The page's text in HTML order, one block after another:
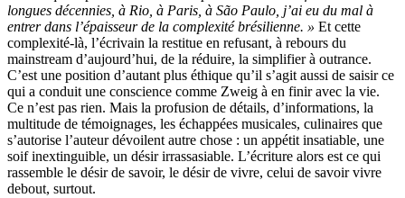
longues décennies, à Rio, à Paris, à São Paulo, j’ai eu du mal à
entrer dans l’épaisseur de la complexité brésilienne. » Et cette
complexité-là, l’écrivain la restitue en refusant, à rebours du
mainstream d’aujourd’hui, de la réduire, la simplifier à outrance.
C’est une position d’autant plus éthique qu’il s’agit aussi de saisir ce
qui a conduit une conscience comme Zweig à en finir avec la vie.
Ce n’est pas rien. Mais la profusion de détails, d’informations, la
multitude de témoignages, les échappées musicales, culinaires que
s’autorise l’auteur dévoilent autre chose : un appétit insatiable, une
soif inextinguible, un désir irrassasiable. L’écriture alors est ce qui
rassemble le désir de savoir, le désir de vivre, celui de savoir vivre
debout, surtout.